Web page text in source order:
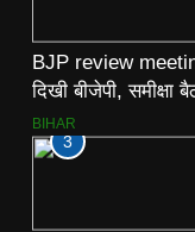
BJP review
दिखी बीजेपी,
BIHAR
3